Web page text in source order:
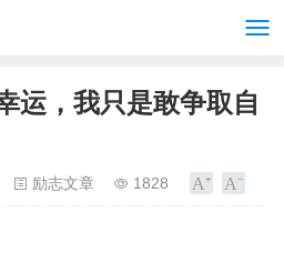
运，我只是敢争取自
励志文章 1828